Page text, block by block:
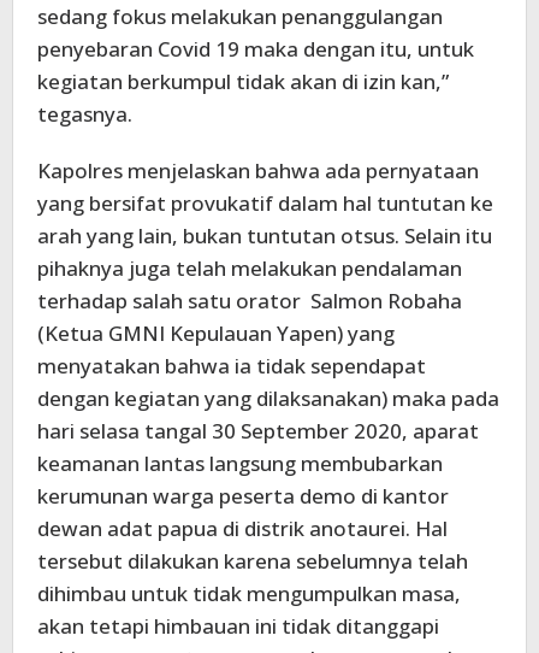
sedang fokus melakukan penanggulangan
penyebaran Covid 19 maka dengan itu, untuk
kegiatan berkumpul tidak akan di izin kan,”
tegasnya.
Kapolres menjelaskan bahwa ada pernyataan
yang bersifat provukatif dalam hal tuntutan ke
arah yang lain, bukan tuntutan otsus. Selain itu
pihaknya juga telah melakukan pendalaman
terhadap salah satu orator Salmon Robaha
(Ketua GMNI Kepulauan Yapen) yang
menyatakan bahwa ia tidak sependapat
dengan kegiatan yang dilaksanakan) maka pada
hari selasa tangal 30 September 2020, aparat
keamanan lantas langsung membubarkan
kerumunan warga peserta demo di kantor
dewan adat papua di distrik anotaurei. Hal
tersebut dilakukan karena sebelumnya telah
dihimbau untuk tidak mengumpulkan masa,
akan tetapi himbauan ini tidak ditanggapi